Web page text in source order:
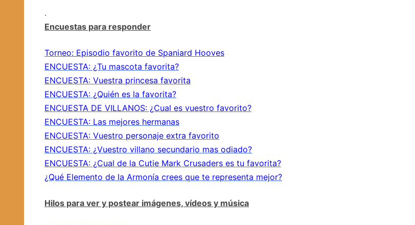
.
Encuestas para responder
Torneo: Episodio favorito de Spaniard Hooves
ENCUESTA: ¿Tu mascota favorita?
ENCUESTA: Vuestra princesa favorita
ENCUESTA: ¿Quién es la favorita?
ENCUESTA DE VILLANOS: ¿Cual es vuestro favorito?
ENCUESTA: Las mejores hermanas
ENCUESTA: Vuestro personaje extra favorito
ENCUESTA: ¿Vuestro villano secundario mas odiado?
ENCUESTA: ¿Cual de la Cutie Mark Crusaders es tu favorita?
¿Qué Elemento de la Armonía crees que te representa mejor?
Hilos para ver y postear imágenes, vídeos y música